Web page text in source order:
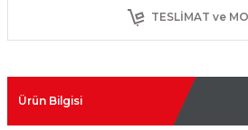
TESLİMAT ve
Ürün Bilgisi